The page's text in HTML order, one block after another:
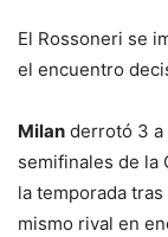
El Rossoneri se
el encuentro
Milan derrotó 3 a
semifinales de la
la temporada
mismo rival en